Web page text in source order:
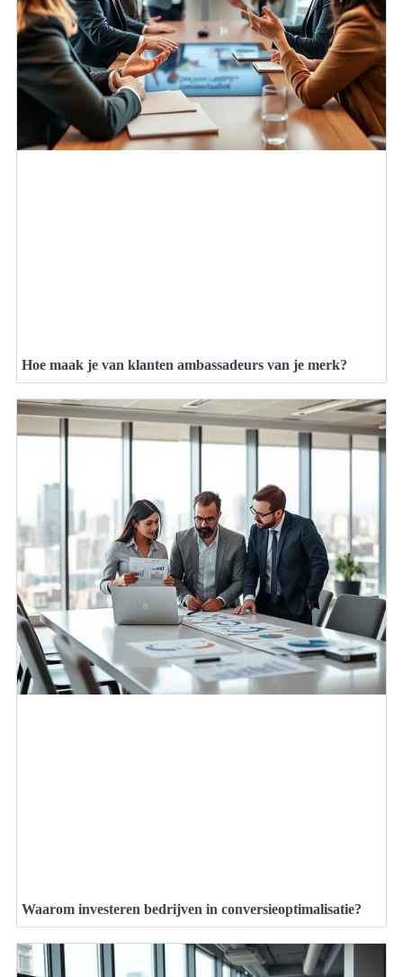
Hoe maak je van klanten ambassadeurs van je merk?
Waarom investeren bedrijven in conversieoptimalisatie?